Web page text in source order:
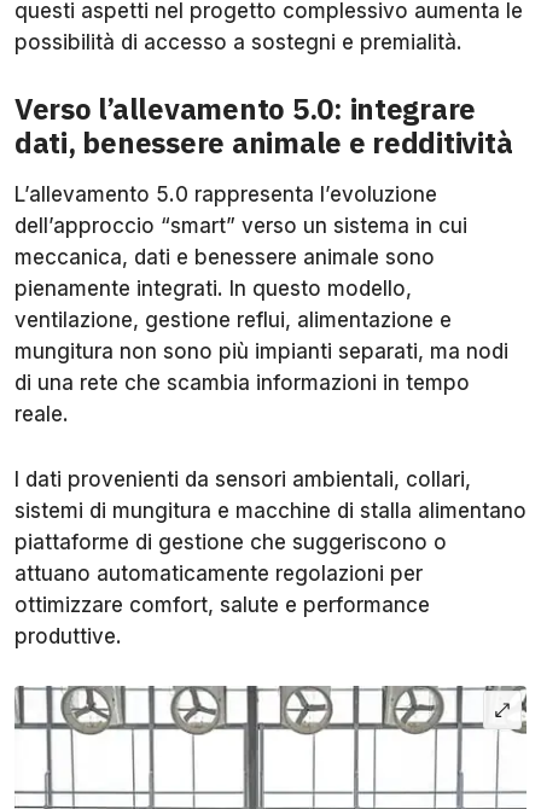
questi aspetti nel progetto complessivo aumenta le
possibilità di accesso a sostegni e premialità.
Verso l’allevamento 5.0: integrare
dati, benessere animale e redditività
L’allevamento 5.0 rappresenta l’evoluzione
dell’approccio “smart” verso un sistema in cui
meccanica, dati e benessere animale sono
pienamente integrati. In questo modello,
ventilazione, gestione reflui, alimentazione e
mungitura non sono più impianti separati, ma nodi
di una rete che scambia informazioni in tempo
reale.
I dati provenienti da sensori ambientali, collari,
sistemi di mungitura e macchine di stalla alimentano
piattaforme di gestione che suggeriscono o
attuano automaticamente regolazioni per
ottimizzare comfort, salute e performance
produttive.